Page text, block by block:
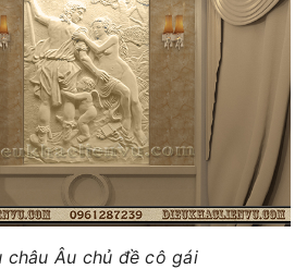
châu Âu chủ đề cô gái